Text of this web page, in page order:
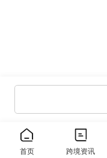
首页 跨境资讯